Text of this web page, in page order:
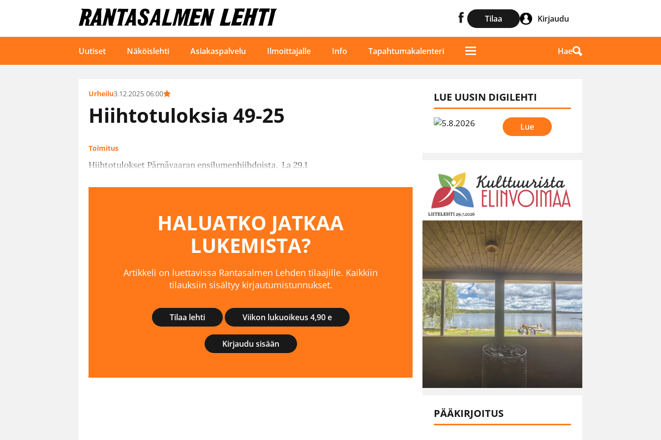
Tilaa Kirjaudu
Uutiset Näköislehti Asiakaspalvelu Ilmoittajalle Info Tapahtumakalenteri Hae
Urheilu3.12.2025 06:00
Hiihtotuloksia 49-25
Toimitus
Hiihtotulokset Pärnävaaran ensilumenhiihdoista. La 29.1
HALUATKO JATKAA
LUKEMISTA?
Artikkeli on luettavissa Rantasalmen Lehden tilaajille. Kaikkiin
tilauksiin sisältyy kirjautumistunnukset.
Tilaa lehti Viikon lukuoikeus 4,90 e
Kirjaudu sisään
LUE UUSIN DIGILEHTI
Lue
PÄÄKIRJOITUS